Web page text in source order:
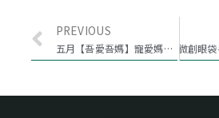
PREVIOUS
五月【吾愛吾媽】寵愛媽咪月─活動